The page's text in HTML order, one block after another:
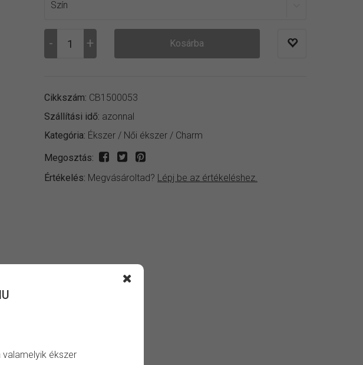
valamelyik ékszer
Kosárba
Cikkszám: CB1500053
Szállítási idő: azonnal
Kategória: Ékszer / Női ékszer / Charm
Megosztás:
Értékelés: Megvásároltad? Lépj be az értékeléshez.